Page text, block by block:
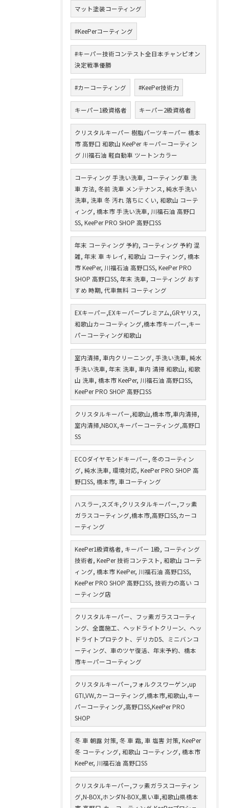
マット塗装コーティング
#KeePerコーティング
#キーパー技術コンテスト全日本チャンピオン
決定戦準優勝
#カーコーティング #KeePer技術力
キーパー1級資格者 キーパー2級資格者
クリスタルキーパー 樹脂パーツキーパー 橋本
市 高野口 和歌山 KeePer キーパーコーティン
グ 川福石油 軽自動車 ツートンカラー
コーティング 手洗い洗車, コーティング車 洗
車 方法, 冬前 洗車 メンテナンス, 純水手洗い
洗車, 洗車 冬 汚れ 落ちにくい, 和歌山 コーテ
ィング, 橋本市 手洗い洗車, 川福石油 高野口
SS, KeePer PRO SHOP 高野口SS
年末 コーティング 予約, コーティング 予約 混
雑, 年末 車 キレイ, 和歌山 コーティング, 橋本
市 KeePer, 川福石油 高野口SS, KeePer PRO
SHOP 高野口SS, 年末 洗車, コーティング おす
すめ 時期, 代車無料 コーティング
EXキーパー,EXキーパープレミアム,GRヤリス,
和歌山カーコーティング,橋本市キーパー,キー
パーコーティング和歌山
室内清掃, 車内クリーニング, 手洗い洗車, 純水
手洗い洗車, 年末 洗車, 車内 清掃 和歌山, 和歌
山 洗車, 橋本市 KeePer, 川福石油 高野口SS,
KeePer PRO SHOP 高野口SS
クリスタルキーパー,和歌山,橋本市,車内清掃,
室内清掃,NBOX,キーパーコーティング,高野口
SS
ECOダイヤモンドキーパー, 冬のコーティン
グ, 純水洗車, 環境対応, KeePer PRO SHOP 高
野口SS, 橋本市, 車コーティング
ハスラー,スズキ,クリスタルキーパー,フッ素
ガラスコーティング,橋本市,高野口SS,カーコ
ーティング
KeePer1級資格者, キーパー 1級, コーティング
技術者, KeePer 技術コンテスト, 和歌山 コーテ
ィング, 橋本市 KeePer, 川福石油 高野口SS,
KeePer PRO SHOP 高野口SS, 技術力の高い コ
ーティング店
クリスタルキーパー、フッ素ガラスコーティ
ング、全面施工、ヘッドライトクリーン、ヘッ
ドライトプロテクト、デリカD5、ミニバンコ
ーティング、車のツヤ復活、年末予約、橋本
市キーパーコーティング
クリスタルキーパー,フォルクスワーゲン,up
GTI,VW,カーコーティング,橋本市,和歌山,キー
パーコーティング,高野口SS,KeePer PRO
SHOP
冬 車 朝露 対策, 冬 車 霜, 車 塩害 対策, KeePer
冬 コーティング, 和歌山 コーティング, 橋本市
KeePer, 川福石油 高野口SS
クリスタルキーパー,フッ素ガラスコーティン
グ,N-BOX,ホンダN-BOX,黒い車,和歌山県橋本